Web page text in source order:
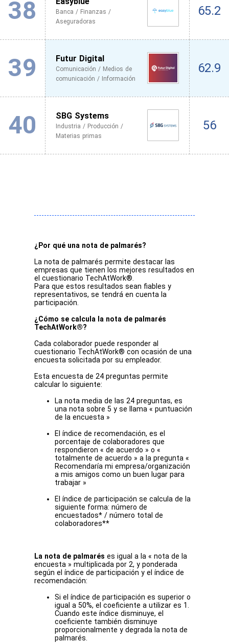
38
Banca / Finanzas /
Aseguradoras
65.2
39 Futur Digital
Comunicación / Medios de
comunicación / Información
62.9
40 SBG Systems
Industria / Producción /
Materias primas
56
¿Por qué una nota de palmarés?
La nota de palmarés permite destacar las
empresas que tienen los mejores resultados en
el cuestionario TechAtWork®.
Para que estos resultados sean fiables y
representativos, se tendrá en cuenta la
participación.
¿Cómo se calcula la nota de palmarés
TechAtWork®?
Cada colaborador puede responder al
cuestionario TechAtWork® con ocasión de una
encuesta solicitada por su empleador.
Esta encuesta de 24 preguntas permite
calcular lo siguiente:
La nota media de las 24 preguntas, es
una nota sobre 5 y se llama « puntuación
de la encuesta »
El índice de recomendación, es el
porcentaje de colaboradores que
respondieron « de acuerdo » o «
totalmente de acuerdo » a la pregunta «
Recomendaría mi empresa/organización
a mis amigos como un buen lugar para
trabajar »
El índice de participación se calcula de la
siguiente forma: número de
encuestados* / número total de
colaboradores**
La nota de palmarés es igual a la « nota de la
encuesta » multiplicada por 2, y ponderada
según el índice de participación y el índice de
recomendación:
Si el índice de participación es superior o
igual a 50%, el coeficiente a utilizar es 1.
Cuando este índice disminuye, el
coeficiente también disminuye
proporcionalmente y degrada la nota de
palmarés.